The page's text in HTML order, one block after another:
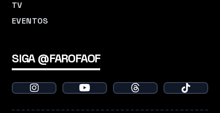
TV
EVENTOS
SIGA @FAROFAOF